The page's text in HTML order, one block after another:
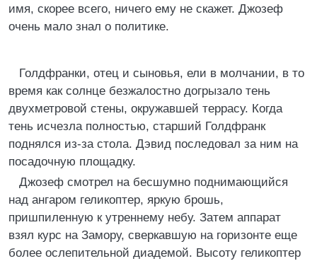
имя, скорее всего, ничего ему не скажет. Джозеф
очень мало знал о политике.
Голдфранки, отец и сыновья, ели в молчании, в то
время как солнце безжалостно догрызало тень
двухметровой стены, окружавшей террасу. Когда
тень исчезла полностью, старший Голдфранк
поднялся из-за стола. Дэвид последовал за ним на
посадочную площадку.
Джозеф смотрел на бесшумно поднимающийся
над ангаром геликоптер, яркую брошь,
пришпиленную к утреннему небу. Затем аппарат
взял курс на Замору, сверкавшую на горизонте еще
более ослепительной диадемой. Высоту геликоптер